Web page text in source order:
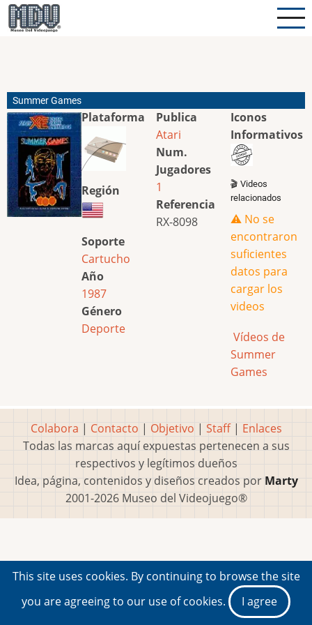
Pasar
al
Summer Games
Plataforma
Región
Soporte
Cartucho
Año
1987
Género
Deporte
Publica
Atari
Num.
Jugadores
1
Referencia
RX-8098
Iconos
Informativos
🎬 Videos
relacionados
⚠️ No se
encontraron
suficientes
datos para
cargar los
videos
Vídeos de
Summer
Games
Colabora | Contacto | Objetivo | Staff| Enlaces
Todas las marcas aquí expuestas pertenecen a sus
respectivos y legítimos dueños
Idea, página, contenidos y diseños creados por Marty
2001-2026 Museo del Videojuego®
This site uses cookies. By continuing to browse the site
you are agreeing to our use of cookies.
I agree